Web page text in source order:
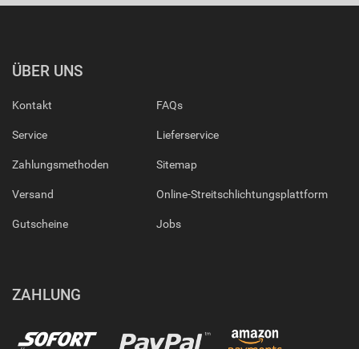
ÜBER UNS
Kontakt
Service
Zahlungsmethoden
Versand
Gutscheine
FAQs
Lieferservice
Sitemap
Online-Streitschlichtungsplattform
Jobs
ZAHLUNG